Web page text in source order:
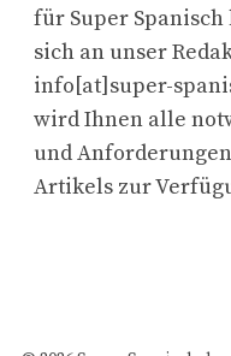
für Super
sich an unser
info[at]super-
wird Ihnen alle
und
Artikels zur